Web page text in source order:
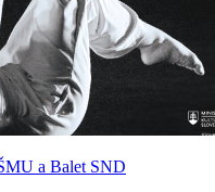
a Balet SND